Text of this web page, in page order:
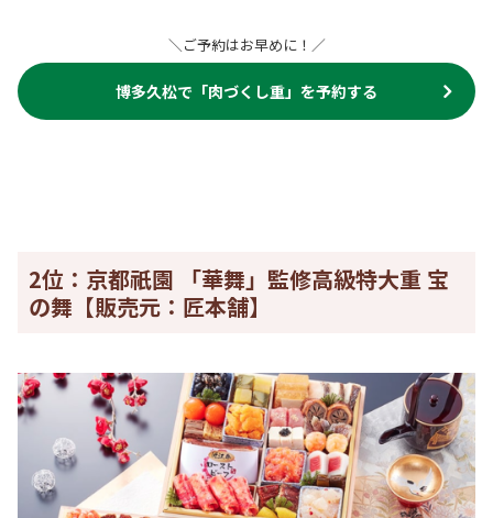
＼ご予約はお早めに！／
博多久松で「肉づくし重」を予約する
2位：京都祇園 「華舞」監修高級特大重 宝
の舞【販売元：匠本舗】